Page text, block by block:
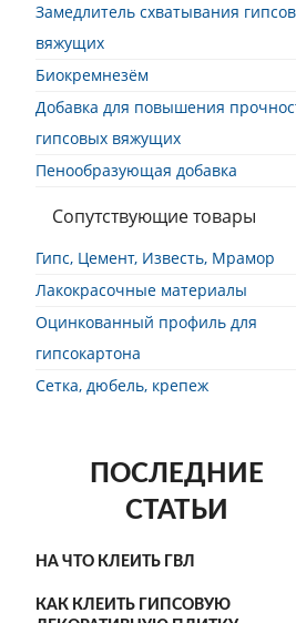
Замедлитель схватывания
вяжущих
Биокремнезём
Добавка для повышения
гипсовых вяжущих
Пенообразующая добавка
Сопутствующие товары
Гипс, Цемент, Известь, Мрамор
Лакокрасочные материалы
Оцинкованный профиль для
гипсокартона
Сетка, дюбель, крепеж
ПОСЛЕДНИЕ
СТАТЬИ
НА ЧТО КЛЕИТЬ ГВЛ
КАК КЛЕИТЬ ГИПСОВУЮ